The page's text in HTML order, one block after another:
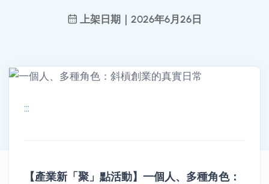
上架日期｜2026年6月26日
:::
產業新聚點詳情
【產業新「聚」點活動】一個人、多種角色：